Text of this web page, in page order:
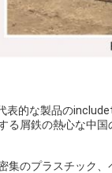
表的な製品の
屑鉄の熱心な中
集のプラスチック